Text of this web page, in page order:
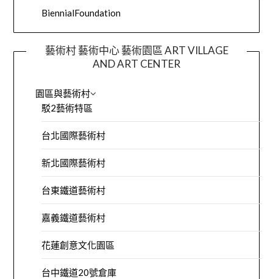
BiennialFoundation
藝術村 藝術中心 藝術園區 ART VILLAGE
AND ART CENTER
園區與藝術村
駁2藝術特區
台北國際藝術村
新北國際藝術村
台東鐵道藝術村
嘉義鐵道藝術村
花蓮創意文化園區
台中鐵道20號倉庫